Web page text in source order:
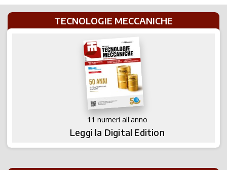
TECNOLOGIE MECCANICHE
11 numeri all'anno
Leggi la Digital Edition